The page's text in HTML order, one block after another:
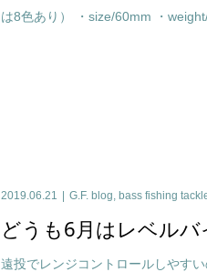
は8色あり） ・size/60mm ・
2019.06.21 G.F. blog ,bass fishing
どうも6月はレベル
遠投でレンジコントロールしやす